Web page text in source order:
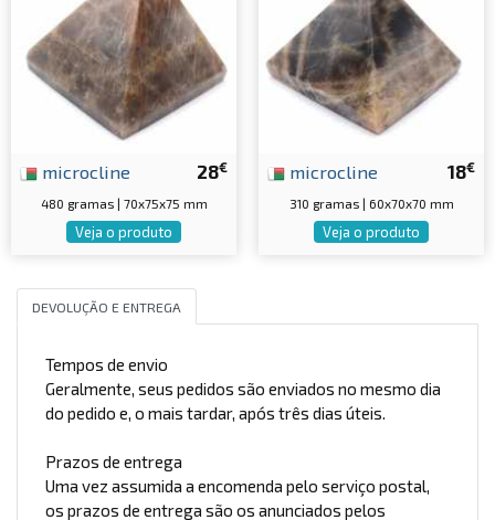
28€
microcline
480 gramas | 70x75x75 mm
Veja o produto
18€
microcline
310 gramas | 60x70x70 mm
Veja o produto
DEVOLUÇÃO E ENTREGA
Tempos de envio
Geralmente, seus pedidos são enviados no mesmo dia
do pedido e, o mais tardar, após três dias úteis.
Prazos de entrega
Uma vez assumida a encomenda pelo serviço postal,
os prazos de entrega são os anunciados pelos